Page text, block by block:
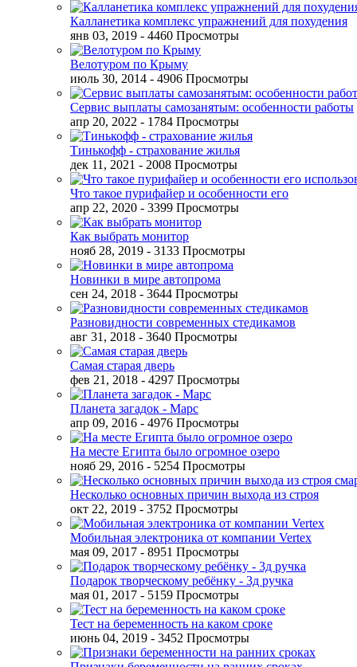
Калланетика комплекс упражнений для похудения
янв 03, 2019 - 4460 Просмотры
Велотуром по Крыму
июль 30, 2014 - 4906 Просмотры
Сервис выплаты самозанятым: особенности работы
апр 20, 2022 - 1784 Просмотры
Тинькофф - страхование жилья
дек 11, 2021 - 2008 Просмотры
Что такое пурифайер и особенности его
апр 22, 2020 - 3399 Просмотры
Как выбрать монитор
нояб 28, 2019 - 3133 Просмотры
Новинки в мире автопрома
сен 24, 2018 - 3644 Просмотры
Разновидности современных стедикамов
авг 31, 2018 - 3640 Просмотры
Самая старая дверь
фев 21, 2018 - 4297 Просмотры
Планета загадок - Марс
апр 09, 2016 - 4976 Просмотры
На месте Египта было огромное озеро
нояб 29, 2016 - 5254 Просмотры
Несколько основных причин выхода из строя
окт 22, 2019 - 3752 Просмотры
Мобильная электроника от компании Vertex
мая 09, 2017 - 8951 Просмотры
Подарок творческому ребёнку - 3д ручка
мая 01, 2017 - 5159 Просмотры
Тест на беременность на каком сроке
июнь 04, 2019 - 3452 Просмотры